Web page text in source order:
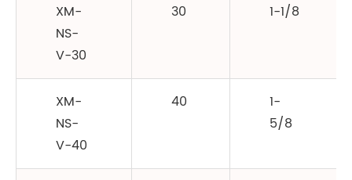
XM-
NS-
V-30
30 1-1/8
XM-
NS-
V-40
40
1-
5/8